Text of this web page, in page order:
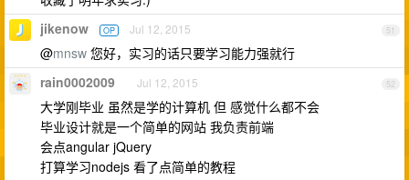
51
jikenow OP Jul 12, 2015
@mnsw 您好，实习的话只要学习能力强就行
52
rain0002009 Jul 12, 2015
大学刚毕业 虽然是学的计算机 但 感觉什么都不会
毕业设计就是一个简单的网站 我负责前端
会点angular jQuery
打算学习nodejs 看了点简单的教程